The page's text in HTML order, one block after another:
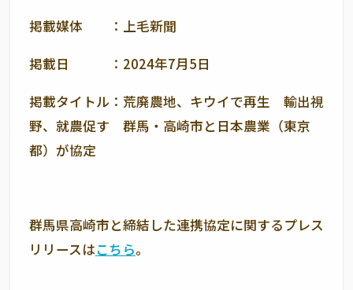
掲載媒体 ：上毛新聞
掲載日 ：2024年7月5日
掲載タイトル：荒廃農地、キウイで再生 輸出視
野、就農促す 群馬・高崎市と日本農業（東京
都）が協定
群馬県高崎市と締結した連携協定に関するプレス
リリースはこちら。